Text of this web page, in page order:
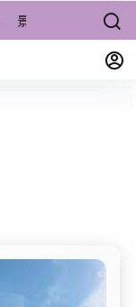
景点/周边游 宠物